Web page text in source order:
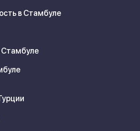
в Стамбуле
Стамбуле